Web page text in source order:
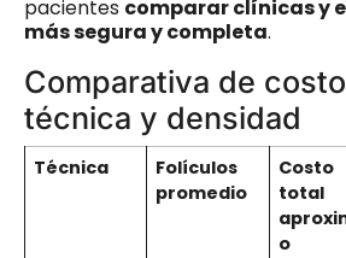
pacientes comparar clínicas y
más segura y completa.
Comparativa de
técnica y densidad
Técnica
Folículos
promedio
Costo
total
o